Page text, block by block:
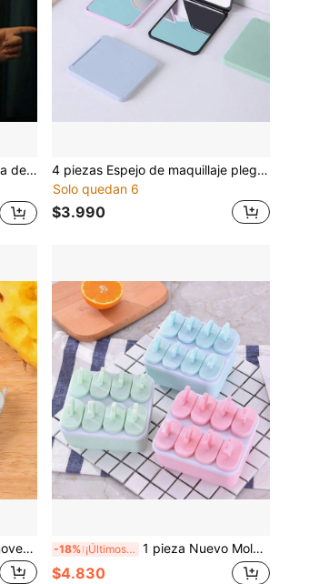
cosplay para Halloween, Navidad
4 piezas Espejo de maquillaje plegable de unicolor, espejo compacto de mano, espejo plegable portátil, espejo de bolsillo cuadrado (color aleatorio)
Solo quedan 6
$3.990
1 pieza Descorazonador y removedor de semillas de piña y fresa de acero inoxidable, color aleatorio, con mango ergonómico - Utensilio de cocina resistente para piña fresca, fresa, kiwi, manzana, melón - Herramienta de preparación de frutas de metal duradero con punta de precisión afilada y agarre antideslizante -18% ¡Últimos 3 días 1 pieza Nuevo Molde de Helado DIY Molde de Helado Casero Molde de Paleta de Hielo Molde de Paleta de Hielo para Uso Doméstico
$4.830